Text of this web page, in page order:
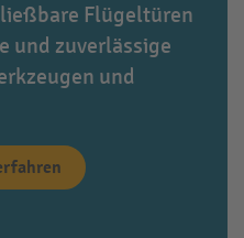
Flügeltüren
und zuverlässige
und